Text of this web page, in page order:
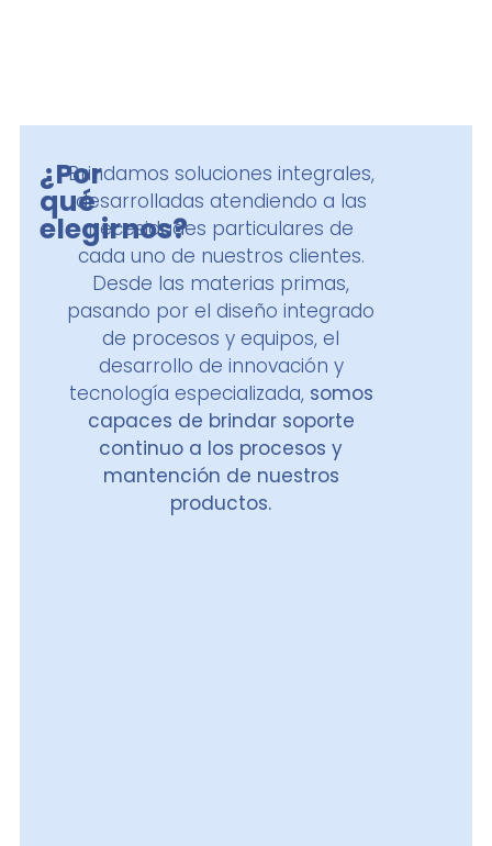
¿Por
qué
elegirnos?
Brindamos soluciones integrales,
desarrolladas atendiendo a las
necesidades particulares de
cada uno de nuestros clientes.
Desde las materias primas,
pasando por el diseño integrado
de procesos y equipos, el
desarrollo de innovación y
tecnología especializada, somos
capaces de brindar soporte
continuo a los procesos y
mantención de nuestros
productos.